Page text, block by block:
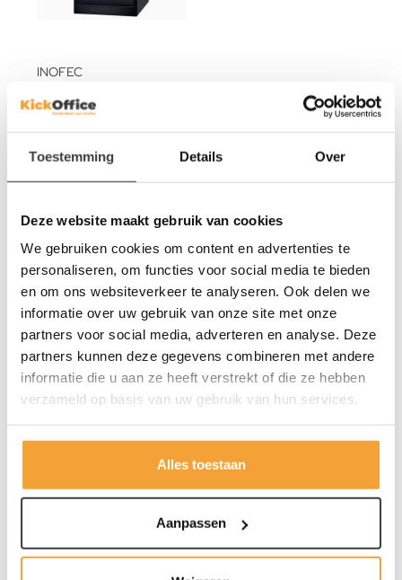
Toestemming Details Over
Deze website maakt gebruik van cookies
We gebruiken cookies om content en advertenties te
personaliseren, om functies voor social media te bieden
en om ons websiteverkeer te analyseren. Ook delen we
informatie over uw gebruik van onze site met onze
partners voor social media, adverteren en analyse. Deze
partners kunnen deze gegevens combineren met andere
informatie die u aan ze heeft verstrekt of die ze hebben
verzameld op basis van uw gebruik van hun services.
Alles toestaan
Aanpassen
INOFEC
289,-
Hangmappenkasten
Bent u het ook zat om overal door uw documenten te
moeten zoeken om dat ene belangrijke stuk papier te
vinden? Een goede hangmappenkast is de oplossing. Met
een opgeruimd bureau en goed geordende documenten
werkt u sneller, efficiënter en ervaart u minder stress. Het
passen bij verschillende werkplekken en werkstijlen. Van
een compacte hangmappenkast voor een kleinere ruimte
intensief gebruik – wij bieden voor elke situatie de juiste
oplossing.